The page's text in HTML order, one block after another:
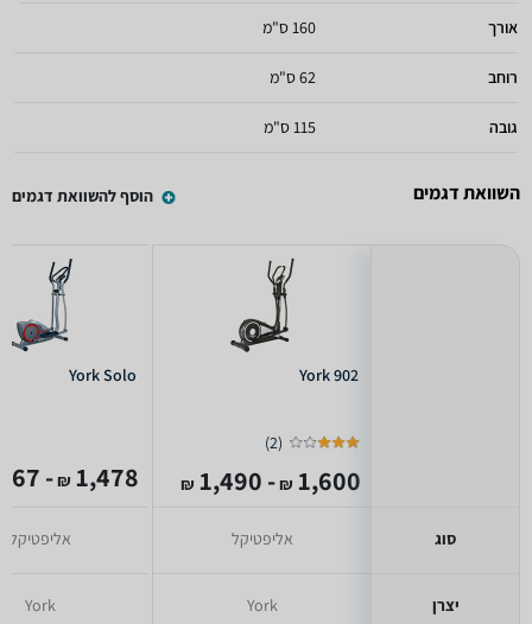
אורך 160 ס"מ
רוחב 62 ס"מ
גובה 115 ס"מ
השוואת דגמים הוסף להשוואת דגמים
סוג
יצרן
York 902
(
2
)
1,600
₪
- 1,490
₪
אליפטיקל
York
York Solo
1,478
₪
- 1,467
אליפטיקל
York